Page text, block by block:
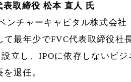
取締役 松本 直人 氏
ンチャーキャピタル株式会
て最年少でFVC代表取締役社
立し、IPOに依存しないビ
退任。